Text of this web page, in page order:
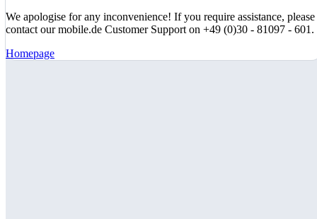
We apologise for any inconvenience! If you require assistance, please
contact our mobile.de Customer Support on +49 (0)30 - 81097 - 601.
Homepage